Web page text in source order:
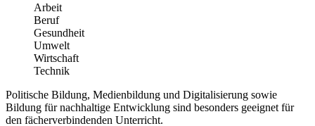
Arbeit
Beruf
Gesundheit
Umwelt
Wirtschaft
Technik
Politische Bildung, Medienbildung und Digitalisierung sowie
Bildung für nachhaltige Entwicklung sind besonders geeignet für
den fächerverbindenden Unterricht.